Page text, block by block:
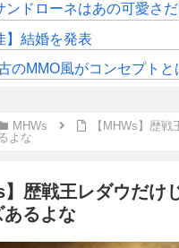
ドローネはあの可愛さだけ
】結婚を発表
コンセプトとはいえ、現代の環境に「アクセ極低ドロ率
MHWs
【MHWs】歴戦
よな
】歴戦王レダウだけ
あるよな